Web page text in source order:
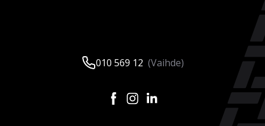
010 569 12 (Vaihde)